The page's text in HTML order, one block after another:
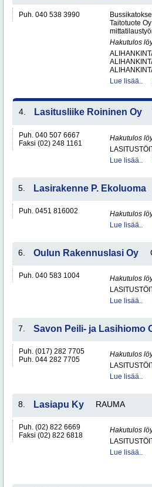
Puh. 040 538 3990
Taitotuote
Hakutulos
Lue lisää..
4. Lasitusliike Roininen Oy
Puh. 040 507 6667
Faksi (02) 248 1161
Hakutulos
Lue lisää..
5. Lasirakenne P. Ekoluoma
Puh. 0451 816002
Hakutulos
Lue lisää..
6. Oulun Rakennuslasi Oy
Puh. 040 583 1004
Hakutulos
Lue lisää..
7. Savon Peili- ja Lasihiomo
Puh. (017) 282 7705
Puh. 044 282 7705
Hakutulos
Lue lisää..
8. Lasiapu Ky RAUMA
Puh. (02) 822 6669
Faksi (02) 822 6818
Hakutulos
Lue lisää..